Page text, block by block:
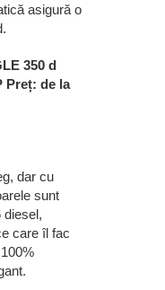
asigură o
350 d
Preț: de la
dar cu
sunt
diesel,
care îl fac